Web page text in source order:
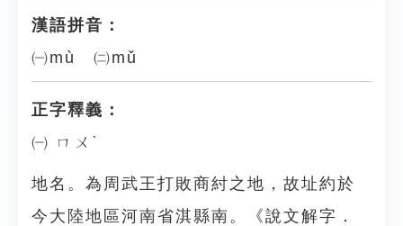
漢語拼音：
㈠mù ㈡mǔ
正字釋義：
㈠ ㄇㄨˋ
地名。為周武王打敗商紂之地，故址約於
今大陸地區河南省淇縣南。《說文解字．